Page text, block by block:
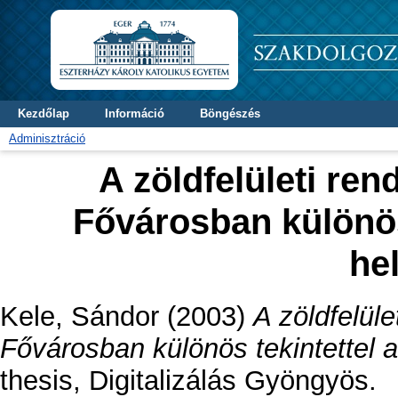
Kezdőlap Információ
Böngészés
Adminisztráció
A zöldfelületi
Fővárosban
Kele, Sándor (2003)A
Fővárosban különös tekintettel
thesis, Digitalizálás Gyöngyös.